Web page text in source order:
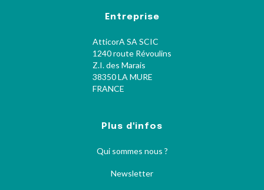
Entreprise
AtticorA SA SCIC
1240 route Révoulins
Z.I. des Marais
38350 LA MURE
FRANCE
Plus d'infos
Qui sommes nous ?
Newsletter